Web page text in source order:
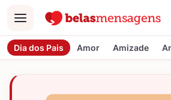
Menu
Dia dos Pais Amor Amizade